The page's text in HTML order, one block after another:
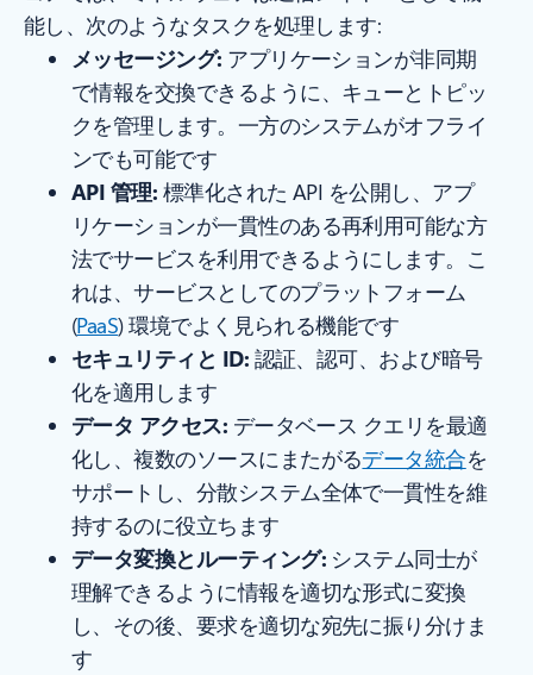
能し、次のようなタスクを処理します:
メッセージング: アプリケーションが非同期
で情報を交換できるように、キューとトピッ
クを管理します。一方のシステムがオフライ
ンでも可能です
API 管理: 標準化された API を公開し、アプ
リケーションが一貫性のある再利用可能な方
法でサービスを利用できるようにします。こ
れは、サービスとしてのプラットフォーム
(PaaS) 環境でよく見られる機能です
セキュリティと ID: 認証、認可、および暗号
化を適用します
データ アクセス: データベース クエリを最適
化し、複数のソースにまたがるデータ統合を
サポートし、分散システム全体で一貫性を維
持するのに役立ちます
データ変換とルーティング:システム同士が
理解できるように情報を適切な形式に変換
し、その後、要求を適切な宛先に振り分けま
す